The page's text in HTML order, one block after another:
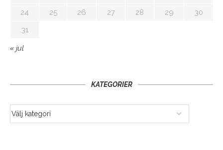
24
25 26 27 28 29
30
31
« jul
KATEGORIER